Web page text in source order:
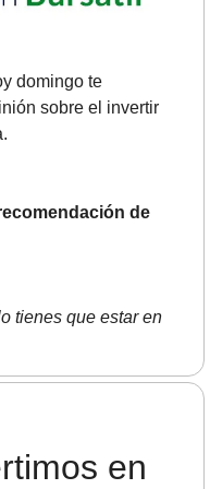
domingo te
sobre el invertir
de
tienes que estar en
en